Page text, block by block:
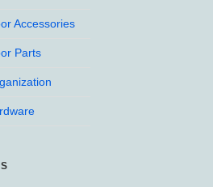
Accessories
Parts